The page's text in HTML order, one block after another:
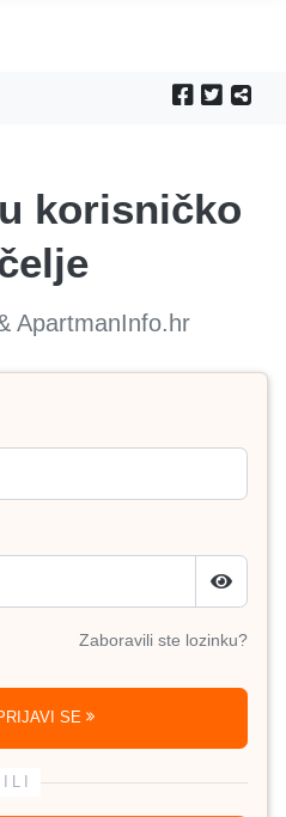
korisničko
ApartmanInfo.hr
Zaboravili ste lozinku?
SE